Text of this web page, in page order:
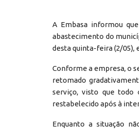
A Embasa informou
abastecimento do
desta quinta-feira (2/05),
Conforme a empresa, o
retomado
serviço, visto que todo
restabelecido após à
Enquanto a situação